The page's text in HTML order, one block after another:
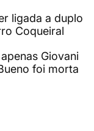
ligada a duplo
Coqueiral
Giovani
foi morta